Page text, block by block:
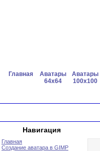
Главная
Аватары
64x64
Аватары
100x100
Навигация
Главная
Создание аватара в GIMP